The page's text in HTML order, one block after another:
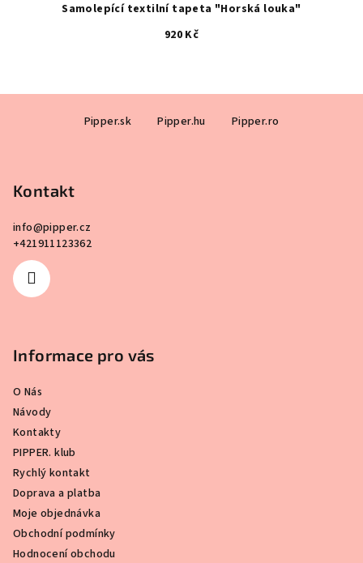
Samolepící textilní tapeta "Horská louka"
920 Kč
Pipper.sk Pipper.hu Pipper.ro
Kontakt
info@pipper.cz
+421911123362
Informace pro vás
O Nás
Návody
Kontakty
PIPPER. klub
Rychlý kontakt
Doprava a platba
Moje objednávka
Obchodní podmínky
Hodnocení obchodu